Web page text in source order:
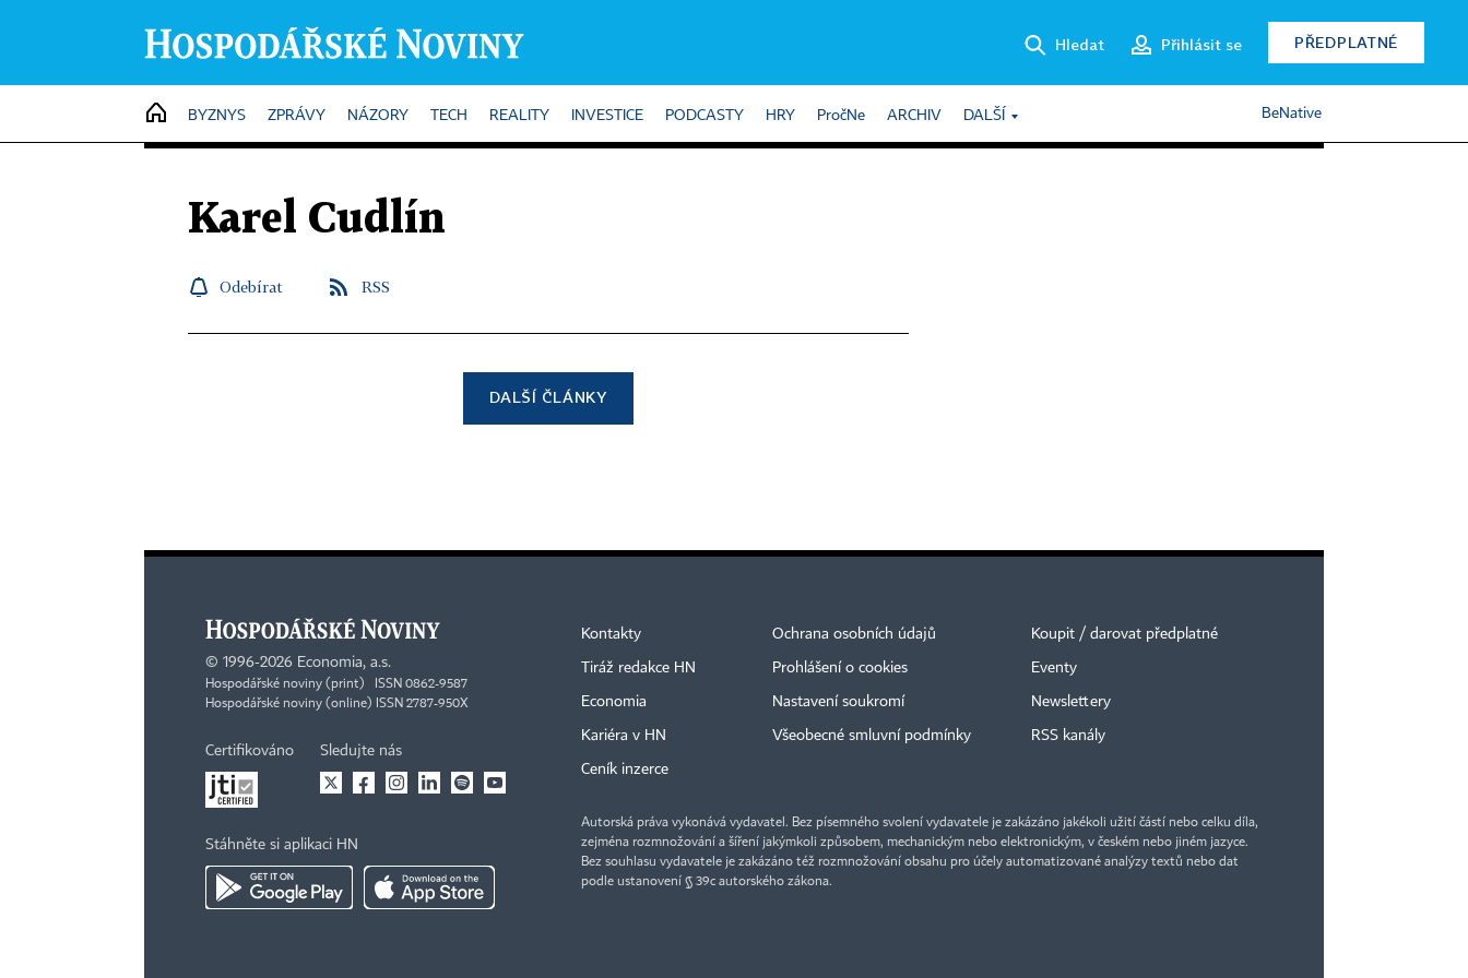
Hledat Přihlásit se PŘEDPLATNÉ
HOME
BYZNYS ZPRÁVY NÁZORY TECH REALITY INVESTICE PODCASTY HRY PročNe ARCHIV DALŠÍ BeNative
Karel Cudlín
Odebírat RSS
DALŠÍ ČLÁNKY
© 1996-2026 Economia, a.s.
Hospodářské noviny (print) ISSN 0862-9587
Hospodářské noviny (online) ISSN 2787-950X
Certifikováno Sledujte nás
Stáhněte si aplikaci HN
Kontakty
Tiráž redakce HN
Economia
Kariéra v HN
Ceník inzerce
Ochrana osobních údajů
Prohlášení o cookies
Nastavení soukromí
Všeobecné smluvní podmínky
Koupit / darovat předplatné
Eventy
Newslettery
RSS kanály
Autorská práva vykonává vydavatel. Bez písemného svolení vydavatele je zakázáno jakékoli užití částí nebo celku díla,
zejména rozmnožování a šíření jakýmkoli způsobem, mechanickým nebo elektronickým, v českém nebo jiném jazyce.
Bez souhlasu vydavatele je zakázáno též rozmnožování obsahu pro účely automatizované analýzy textů nebo dat
podle ustanovení § 39c autorského zákona.